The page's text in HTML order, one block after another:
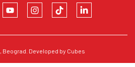
, Beograd. Developed by Cubes